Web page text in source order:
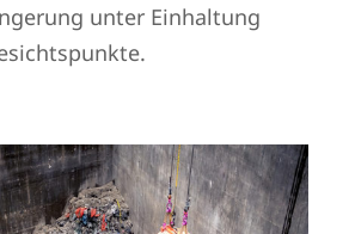
unter Einhaltung